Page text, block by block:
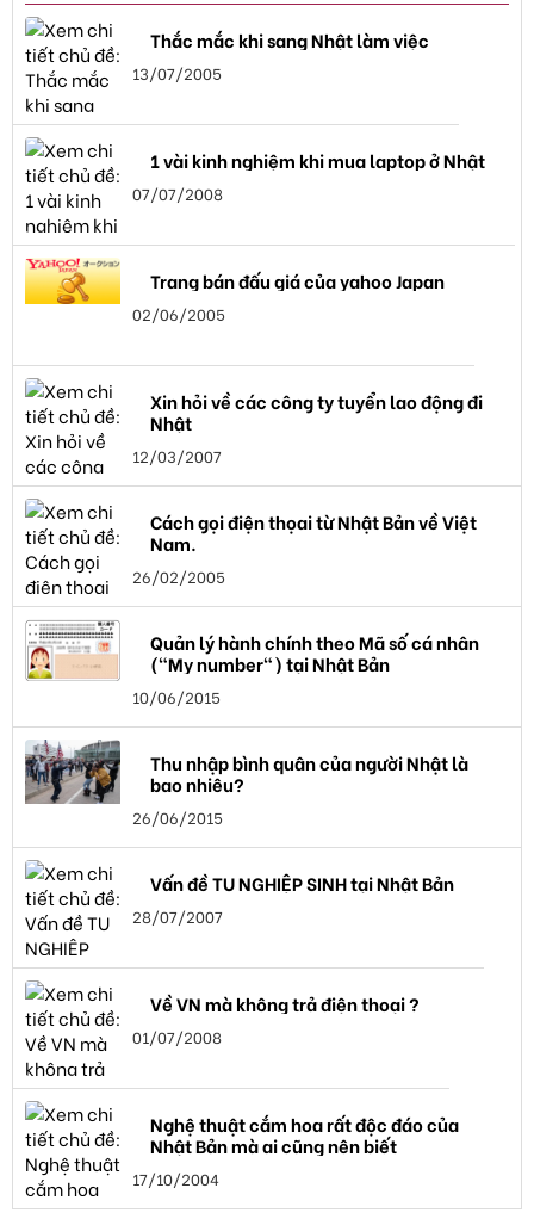
Thắc mắc khi sang Nhật làm việc
13/07/2005
1 vài kinh nghiệm khi mua laptop ở Nhật
07/07/2008
Trang bán đấu giá của yahoo Japan
02/06/2005
Xin hỏi về các công ty tuyển lao động đi
Nhật
12/03/2007
Cách gọi điện thọai từ Nhật Bản về Việt
Nam.
26/02/2005
Quản lý hành chính theo Mã số cá nhân
("My number") tại Nhật Bản
10/06/2015
Thu nhập bình quân của người Nhật là
bao nhiêu?
26/06/2015
Vấn đề TU NGHIỆP SINH tại Nhật Bản
28/07/2007
Về VN mà không trả điện thoại ?
01/07/2008
Nghệ thuật cắm hoa rất độc đáo của
Nhật Bản mà ai cũng nên biết
17/10/2004